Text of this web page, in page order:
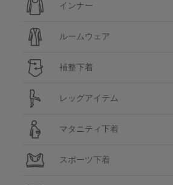
インナー
ルームウェア
補整下着
レッグアイテム
マタニティ下着
スポーツ下着